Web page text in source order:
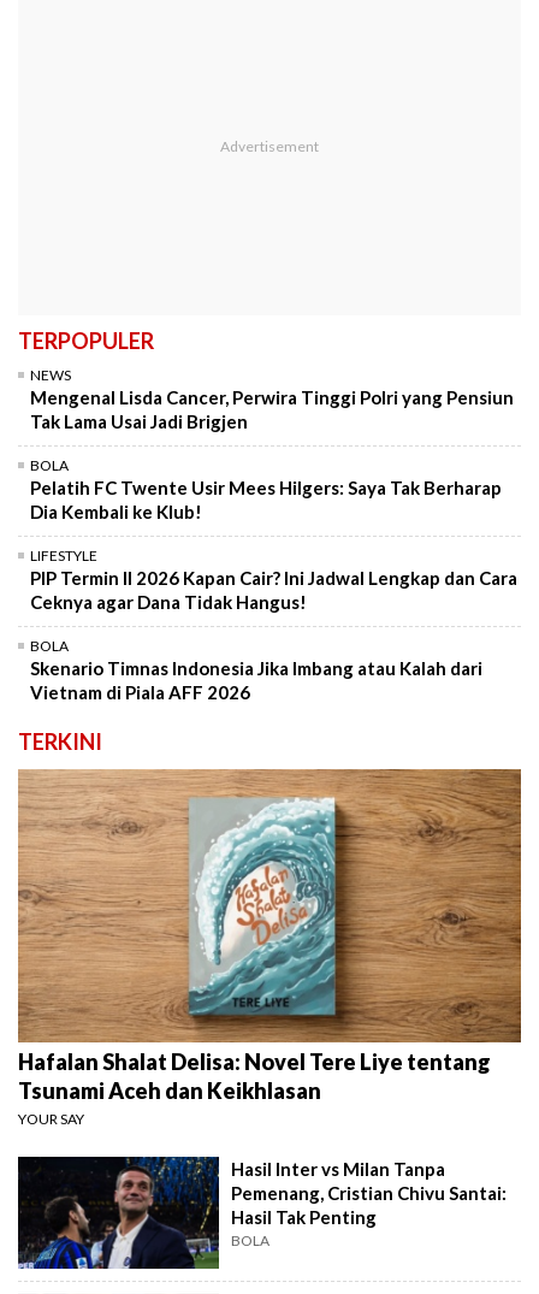
TERPOPULER
NEWS
Mengenal Lisda Cancer, Perwira Tinggi Polri yang Pensiun
Tak Lama Usai Jadi Brigjen
BOLA
Pelatih FC Twente Usir Mees Hilgers: Saya Tak Berharap
Dia Kembali ke Klub!
LIFESTYLE
PIP Termin II 2026 Kapan Cair? Ini Jadwal Lengkap dan Cara
Ceknya agar Dana Tidak Hangus!
BOLA
Skenario Timnas Indonesia Jika Imbang atau Kalah dari
Vietnam di Piala AFF 2026
TERKINI
Hafalan Shalat Delisa: Novel Tere Liye tentang
Tsunami Aceh dan Keikhlasan
YOUR SAY
Hasil Inter vs Milan Tanpa
Pemenang, Cristian Chivu Santai:
Hasil Tak Penting
BOLA